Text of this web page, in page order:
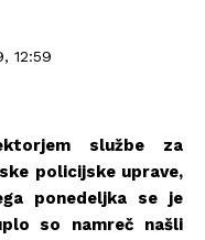
12:59
službe za
policijske uprave,
ponedeljka se je
so namreč našli